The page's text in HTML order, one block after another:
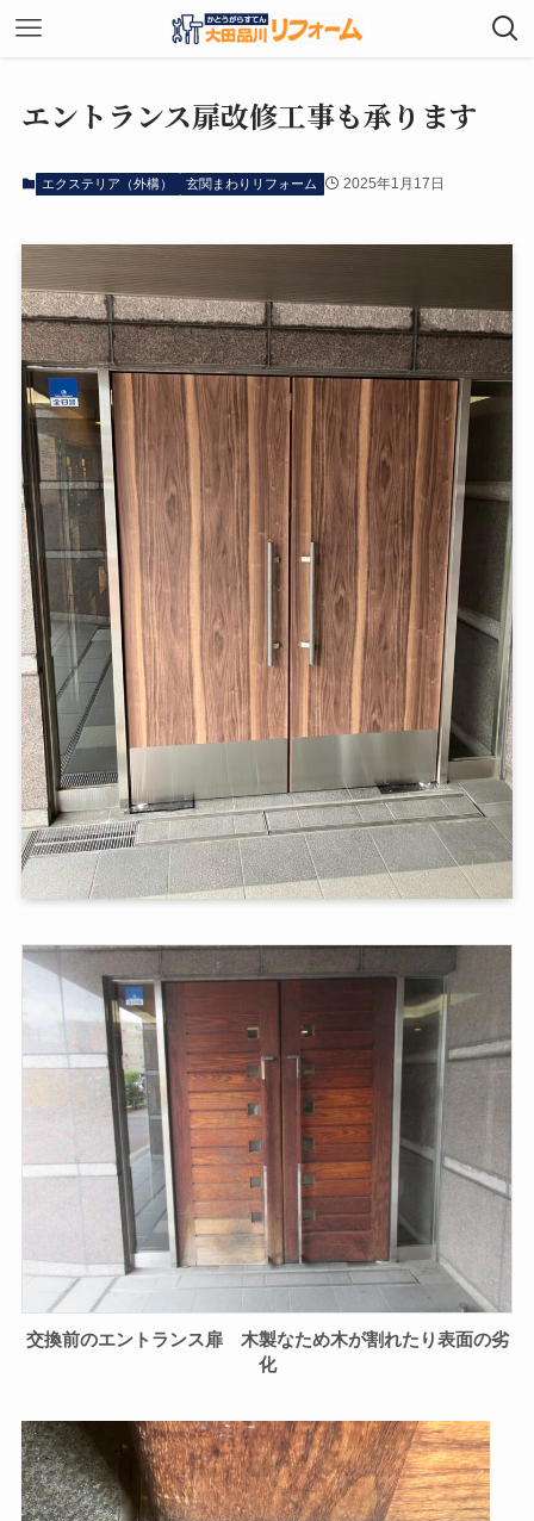
エントランス扉改修工事も承ります
エクステリア（外構） 玄関まわりリフォーム 2025年1月17日
交換前のエントランス扉 木製なため木が割れたり表面の劣
化